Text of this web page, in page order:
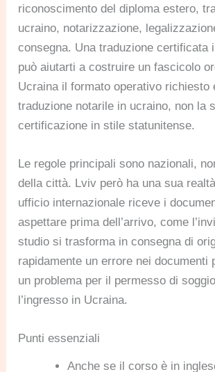
riconoscimento del diploma estero,
ucraino, notarizzazione,
consegna. Una traduzione certificata
può aiutarti a costruire un fascicolo
Ucraina il formato operativo richiesto
traduzione notarile in ucraino, non la
certificazione in stile statunitense.
Le regole principali sono nazionali,
della città. Lviv però ha una sua
ufficio internazionale riceve i
aspettare prima dell’arrivo, come
studio si trasforma in consegna di
rapidamente un errore nei documenti
un problema per il permesso di
l’ingresso in Ucraina.
Punti essenziali
Anche se il corso è in